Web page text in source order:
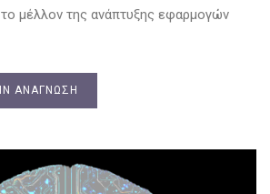
μέλλον της ανάπτυξης εφαρμογών
ΑΝΆΓΝΩΣΗ